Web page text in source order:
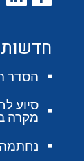
חדשות KCR
הסדר
סיוע
מקרה